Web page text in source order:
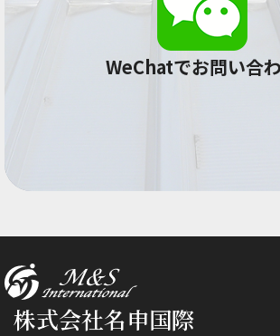
WeChatでお問い合
株式会社名申国際